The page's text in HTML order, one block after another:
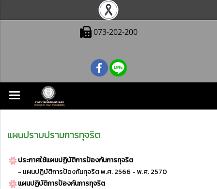
073-202-200
แผนปราบปรามการทุจริต
ประกาศใช้แผนปฏิบัติการป้องกันการทุจริต
- แผนปฏิบัติการป้องกันทุจริต พ.ศ. 2566 - พ.ศ. 2570
แผนปฏิบัติการป้องกันการทุจริต